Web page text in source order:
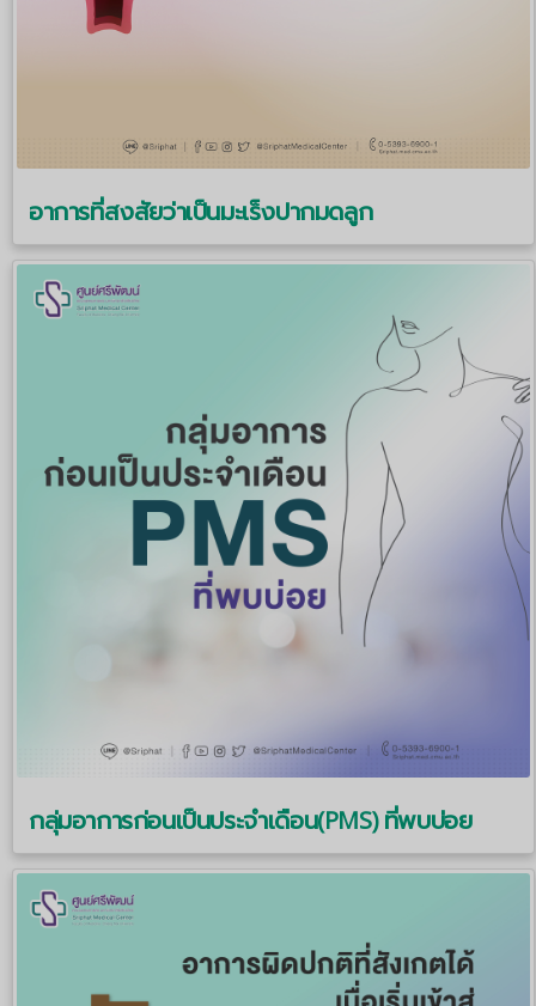
อาการที่สงสัยว่าเป็นมะเร็งปากมดลูก
กลุ่มอาการก่อนเป็นประจำเดือน(PMS) ที่พบบ่อย